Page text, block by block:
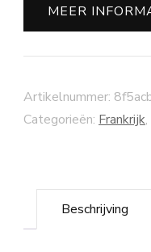
MEER
Artikelnummer:
Categorieën: Frankrijk,
Beschrijving